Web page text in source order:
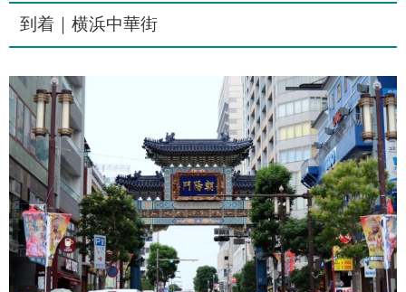
到着｜横浜中華街